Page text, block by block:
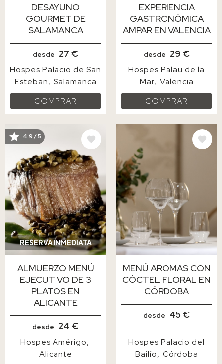
DESAYUNO
GOURMET DE
SALAMANCA
desde 27 €
Hospes Palacio de San
Esteban
Salamanca
COMPRAR
EXPERIENCIA
GASTRONÓMICA
AMPAR EN VALENCIA
desde 29 €
Hospes Palau de la
Mar Valencia
COMPRAR
RESERVA INMEDIATA
IMAGE
4.9 / 5
ALMUERZO MENÚ
EJECUTIVO DE 3
PLATOS EN
ALICANTE
desde 24 €
Hospes Amérigo
Alicante
IMAGE
MENÚ AROMAS CON
CÓCTEL FLORAL EN
CÓRDOBA
desde 45 €
Hospes Palacio del
Bailío
Córdoba